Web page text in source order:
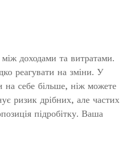
доходами та витратами.
реагувати на зміни. У
на себе більше, ніж можете
ризик дрібних, але частих
підробітку. Ваша